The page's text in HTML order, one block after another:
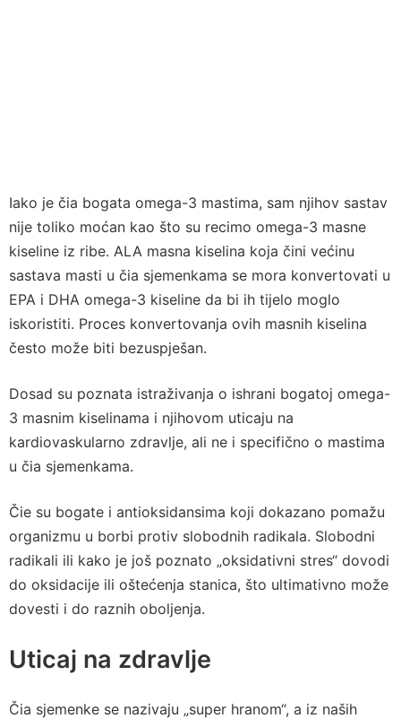
Iako je čia bogata omega-3 mastima, sam njihov sastav
nije toliko moćan kao što su recimo omega-3 masne
kiseline iz ribe. ALA masna kiselina koja čini većinu
sastava masti u čia sjemenkama se mora konvertovati u
EPA i DHA omega-3 kiseline da bi ih tijelo moglo
iskoristiti. Proces konvertovanja ovih masnih kiselina
često može biti bezuspješan.
Dosad su poznata istraživanja o ishrani bogatoj omega-
3 masnim kiselinama i njihovom uticaju na
kardiovaskularno zdravlje, ali ne i specifično o mastima
u čia sjemenkama.
Čie su bogate i antioksidansima koji dokazano pomažu
organizmu u borbi protiv slobodnih radikala. Slobodni
radikali ili kako je još poznato „oksidativni stres“ dovodi
do oksidacije ili oštećenja stanica, što ultimativno može
dovesti i do raznih oboljenja.
Uticaj na zdravlje
Čia sjemenke se nazivaju „super hranom“, a iz naših